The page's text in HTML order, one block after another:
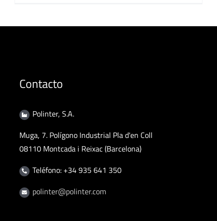
Contacto
Polinter, S.A.
Muga, 7. Polígono Industrial Pla d'en Coll
08110 Montcada i Reixac (Barcelona)
Teléfono: +34 935 641 350
polinter@polinter.com